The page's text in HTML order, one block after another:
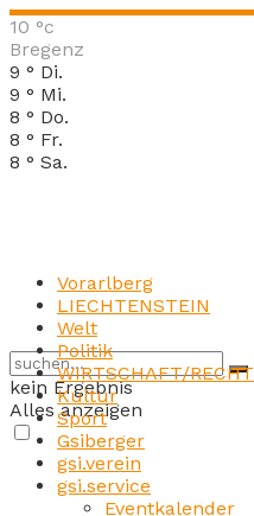
10 °c
Bregenz
9 ° Di.
9 ° Mi.
8 ° Do.
8 ° Fr.
8 ° Sa.
kein Ergebnis
Alles anzeigen
Vorarlberg
LIECHTENSTEIN
Welt
Politik
WIRTSCHAFT/RECHT
Kultur
Sport
Gsiberger
gsi.verein
gsi.service
Eventkalender